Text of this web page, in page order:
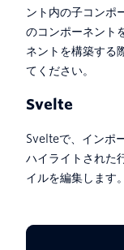
ント内の子コンポ
のコンポーネント
ネントを構築する
てください。
Svelte
Svelteで、インポ
ハイライトされた
イルを編集します。